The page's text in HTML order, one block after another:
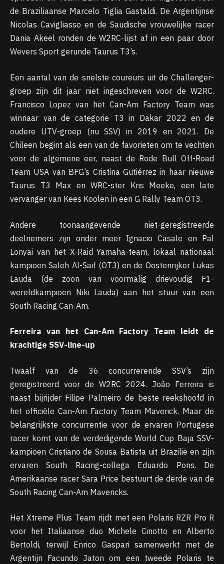
de Braziliaanse Marcelo Tiglia Gastaldi. De Argentijnse
Nicolas Cavigliasso en de Saudische vrouwelijke racer
Dania Akeel ronden de W2RC-lijst af in een paar door
Wevers Sport gerunde Taurus T3’s.
Een aantal van de snelste coureurs uit de Challenger-
groep zijn dit jaar niet ingeschreven voor de W2RC.
Francisco Lopez van het Can-Am Factory Team was
winnaar van de categorie T3 in Dakar 2022 en de
oudere UTV-groep (nu SSV) in 2019 en 2021. De
Chileen begint als een van de favorieten om te vechten
voor de algemene eer, naast de Rode Bull Off-Road
Team USA van BFG’s Cristina Gutiérrez in haar nieuwe
Taurus T3 Max en WRC-ster Kris Meeke, een late
vervanger van Kees Koolen in een G Rally Team OT3.
Andere toonaangevende niet-geregistreerde
deelnemers zijn onder meer Ignacio Casale en Pal
Lonyai van het X-Raid Yamaha-team, lokaal nationaal
kampioen Saleh Al-Saif (OT3) en de Oostenrijker Lukas
Lauda (de zoon van voormalig drievoudig F1-
wereldkampioen Niki Lauda) aan het stuur van een
South Racing Can-Am.
Ferreira van het Can-Am Factory Team leidt de
krachtige SSV-line-up
Twaalf van de 36 concurrerende SSV’s zijn
geregistreerd voor de W2RC 2024. João Ferreira is
naast bijrijder Filipe Palmeiro de beste reekshoofd in
het officiële Can-Am Factory Team Maverick. Maar de
belangrijkste concurrentie voor de ervaren Portugese
racer komt van de verdedigende World Cup Baja SSV-
kampioen Cristiano de Sousa Batista uit Brazilië en zijn
ervaren South Racing-collega Eduardo Pons. De
Amerikaanse racer Sara Price bestuurt de derde van de
South Racing Can-Am Mavericks.
Het Xtreme Plus Team rijdt met een Polaris RZR Pro R
voor het Italiaanse duo Michele Cinotto en Alberto
Bertoldi, terwijl Enrico Gaspari samenwerkt met de
Argentijn Facundo Jaton om een ​​tweede Polaris te